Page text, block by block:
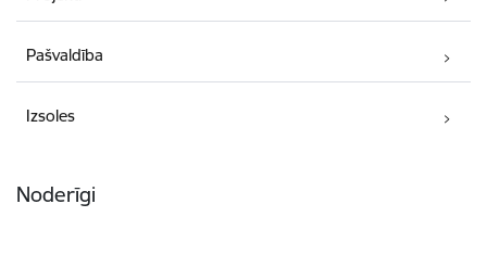
Pašvaldība
Izsoles
Noderīgi